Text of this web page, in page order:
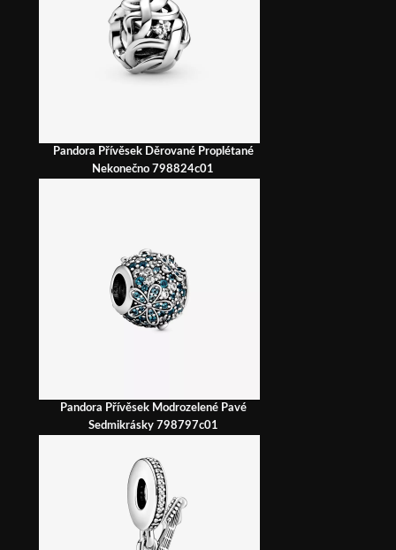
Pandora Přívěsek Děrované Proplétané
Nekonečno 798824c01
Pandora Přívěsek Modrozelené Pavé
Sedmikrásky 798797c01